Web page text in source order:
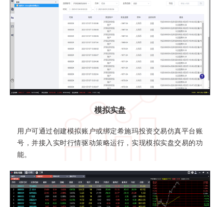
模拟实盘
用户可通过创建模拟账户或绑定希施玛投资交易仿真平台账
号，并接入实时行情驱动策略运行，实现模拟实盘交易的功
能。